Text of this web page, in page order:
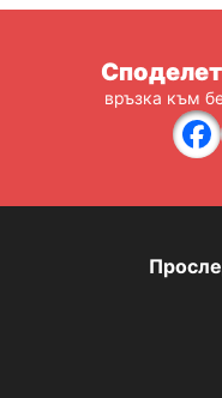
връзка към